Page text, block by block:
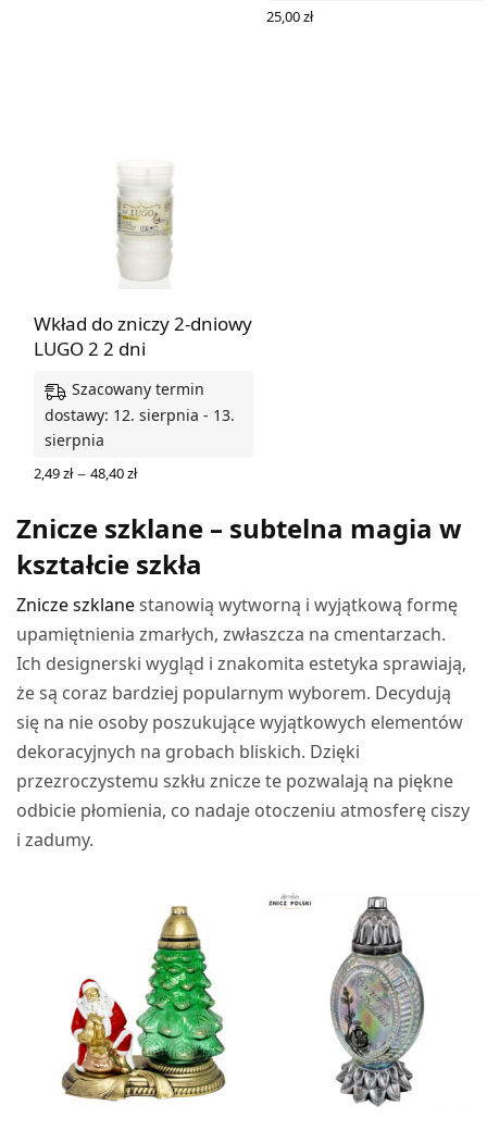
25,00zł
Wkład do zniczy 2-dniowy
LUGO 2 2 dni
Szacowany termin
dostawy: 12. sierpnia - 13.
sierpnia
2,49zł – 48,40złZakres
do
48,40 zł
Znicze szklane – subtelna magia w
kształcie szkła
Znicze szklanestanowią wytworną i wyjątkową formę
upamiętnienia zmarłych, zwłaszcza na cmentarzach.
Ich designerski wygląd i znakomita estetyka sprawiają,
że są coraz bardziej popularnym wyborem. Decydują
się na nie osoby poszukujące wyjątkowych elementów
dekoracyjnych na grobach bliskich. Dzięki
przezroczystemu szkłu znicze te pozwalają na piękne
odbicie płomienia, co nadaje otoczeniu atmosferę ciszy
i zadumy.